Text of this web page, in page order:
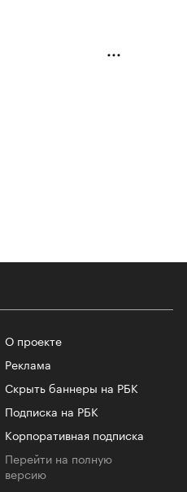
О проекте
Реклама
Скрыть баннеры на РБК
Подписка на РБК
Корпоративная подписка
Перейти на полную
версию